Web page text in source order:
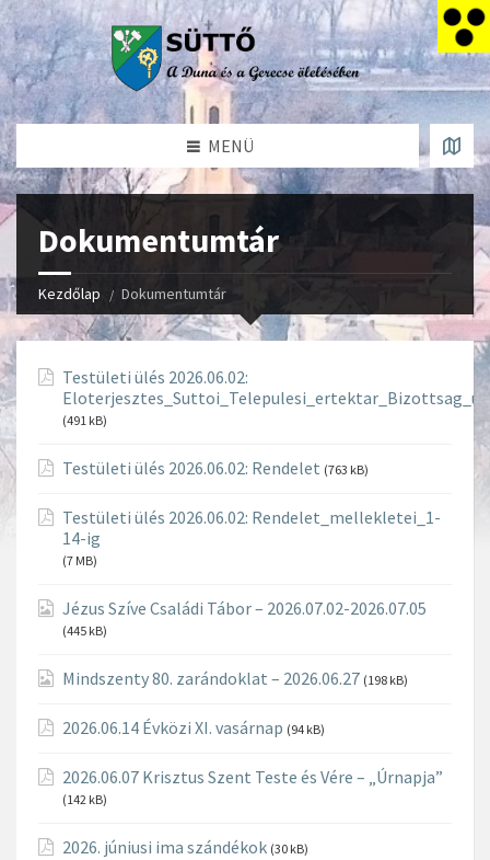
MENÜ
Dokumentumtár
Kezdőlap Dokumentumtár
Testületi ülés 2026.06.02:
(491 kB)
Testületi ülés 2026.06.02: Rendelet (763 kB)
Testületi ülés 2026.06.02: Rendelet_mellekletei_1-
14-ig
(7 MB)
Jézus Szíve Családi Tábor – 2026.07.02-2026.07.05
(445 kB)
Mindszenty 80. zarándoklat – 2026.06.27 (198 kB)
2026.06.14 Évközi XI. vasárnap (94 kB)
2026.06.07 Krisztus Szent Teste és Vére – „Úrnapja”
(142 kB)
2026. júniusi ima szándékok (30 kB)